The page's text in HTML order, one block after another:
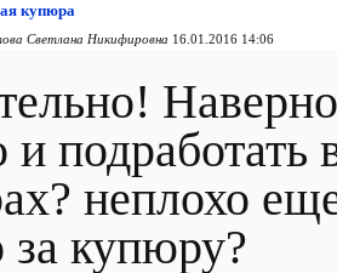
купюра
Светлана Никифировна 16.01.2016 14:06
подработать
неплохо
за купюру?